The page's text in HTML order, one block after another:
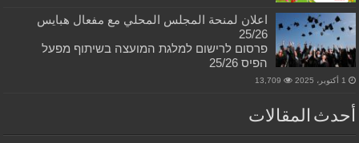
اعلان لمنحة المجلس المحلي مع مفعال هبايس
25/26
פרסום לרישום למלגת המועצה בשיתוף מפעל
הפיס 25/26
1 أكتوبر، 2025 13,709
أحدث المقالات